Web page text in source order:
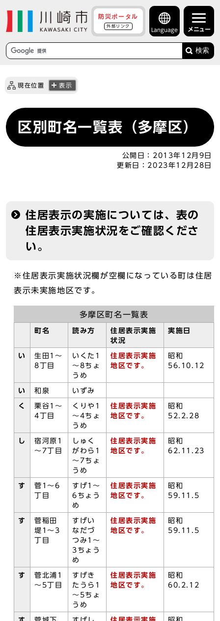
防災ポータル
外部リンク
Language メニュー
検索
現在位置 表示
区別町名一覧表（多摩区）
公開日： 2013年12月9日
更新日： 2023年12月28日
住居表示の実施については、表の
住居表示実施状況をご確認くださ
い。
※住居表示実施状況欄が空欄になっている町は住居
表示未実施地区です。
多摩区町名一覧表
町名 読み方
住居表示実施
状況
実施日
い
生田1～
8丁目
いくた1
～8ちょ
うめ
住居表示実施
地区です。
昭和
56.10.12
い 和泉 いずみ
く
栗谷1～
4丁目
くりや1
～4ちょ
うめ
住居表示実施
地区です。
昭和
52.2.28
し
宿河原1
～7丁目
しゅく
がわら1
～7ちょ
うめ
住居表示実施
地区です。
昭和
62.11.23
す
菅1～6
丁目
すげ1～
6ちょう
め
住居表示実施
地区です。
昭和
59.11.5
す
菅稲田
堤1～3
丁目
すげい
なだづ
つみ1～
3ちょう
め
住居表示実施
地区です。
昭和
59.11.5
す
菅北浦1
～5丁目
すげき
たうら1
～5ちょ
うめ
住居表示実施
地区です。
昭和
60.2.12